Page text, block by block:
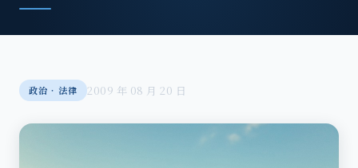
政治‧法律 2009 年 08 月 20 日